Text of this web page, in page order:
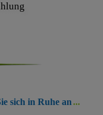
sich in Ruhe an